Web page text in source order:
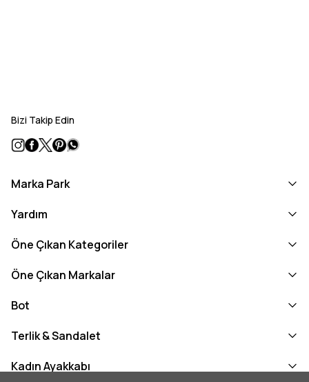
Bizi Takip Edin
Marka Park
Yardım
Öne Çıkan Kategoriler
Öne Çıkan Markalar
Bot
Terlik & Sandalet
Kadın Ayakkabı